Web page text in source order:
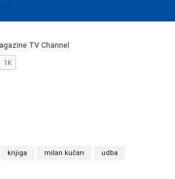
knjiga milan kučan udba